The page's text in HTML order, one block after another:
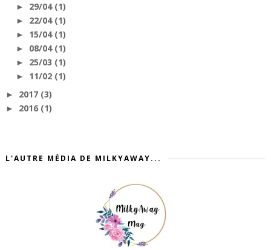
► 29/04 (1)
► 22/04 (1)
► 15/04 (1)
► 08/04 (1)
► 25/03 (1)
► 11/02 (1)
► 2017 (3)
► 2016 (1)
L'AUTRE MÉDIA DE MILKYAWAY...